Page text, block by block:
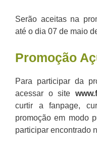
Serão aceitas na
até o dia 07 de maio
Promoção
Para participar da
acessar o site
curtir a fanpage,
promoção em modo
participar encontrado